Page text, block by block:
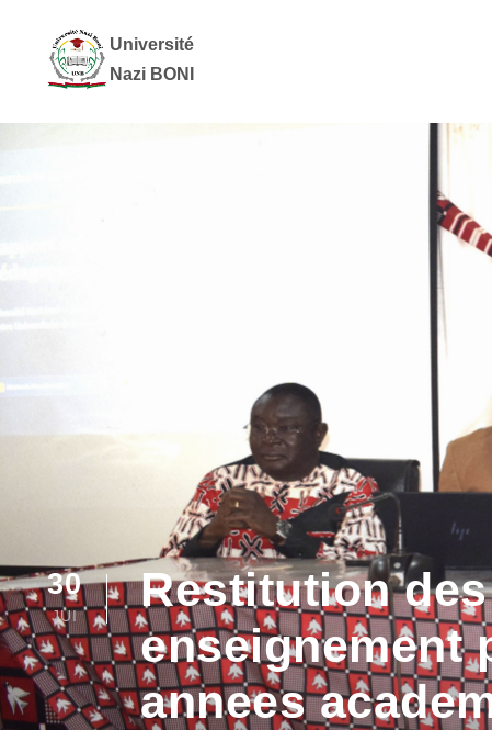
Université
Nazi BONI
30
JUI
Restitution
enseignement
annees